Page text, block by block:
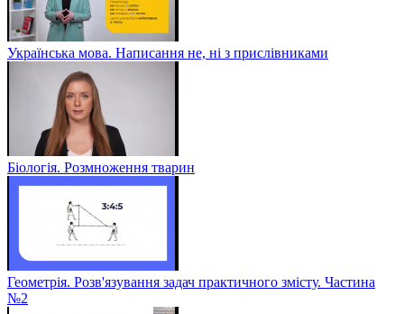
Українська мова. Написання не, ні з прислівниками
Біологія. Розмноження тварин
Геометрія. Розв'язування задач практичного змісту. Частина
№2